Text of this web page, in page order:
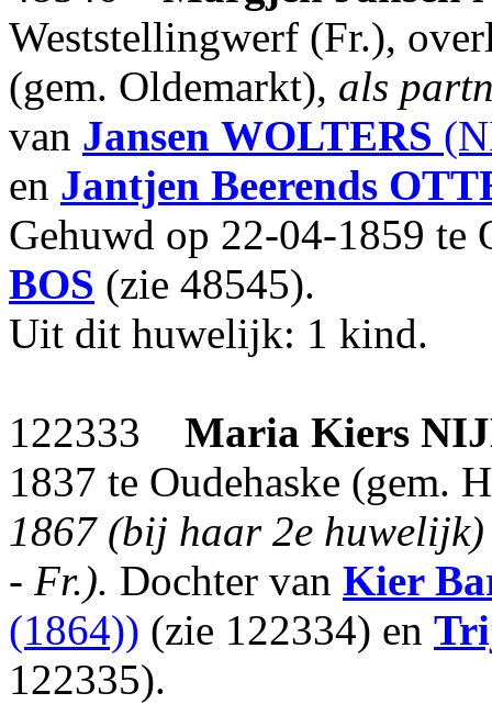
Weststellingwerf (Fr.),
(gem. Oldemarkt), als
van Jansen WOLTERS
en Jantjen Beerends
Gehuwd op 22-04-1859 te
BOS (zie 48545).
Uit dit huwelijk: 1 kind.
122333 Maria Kiers
1837 te Oudehaske (gem.
1867 (bij haar 2e huwelijk)
- Fr.). Dochter van Kier
(1864)) (zie 122334) en
122335).